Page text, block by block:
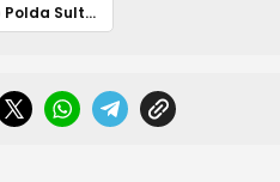
Brimob Polda Sultra